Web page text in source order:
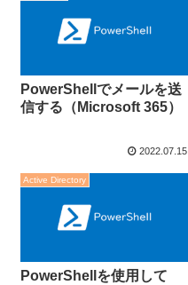
PowerShellでメールを送
信する（Microsoft 365）
2022.07.15
Active Directory
PowerShellを使用して